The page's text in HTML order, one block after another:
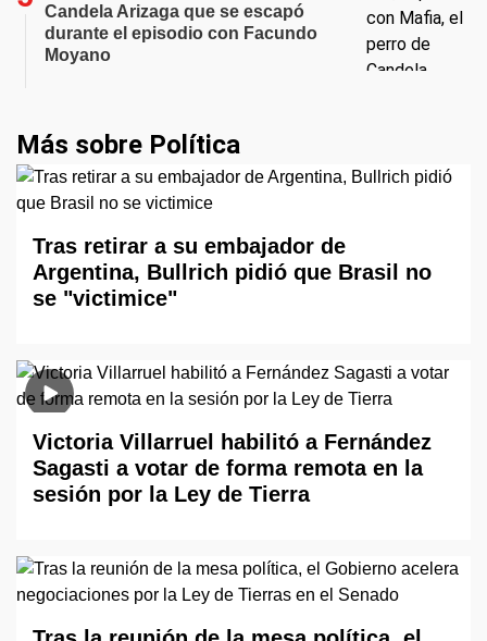
Candela Arizaga que se escapó
durante el episodio con Facundo
Moyano
Más sobre Política
Tras retirar a su embajador de
Argentina, Bullrich pidió que Brasil no
se "victimice"
Victoria Villarruel habilitó a Fernández
Sagasti a votar de forma remota en la
sesión por la Ley de Tierra